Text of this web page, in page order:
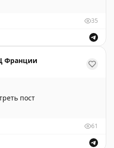
35
Франции
пост
61